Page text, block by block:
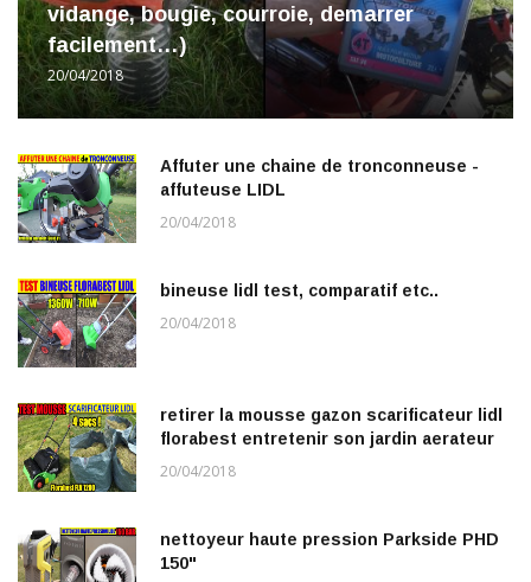
vidange, bougie, courroie, demarrer
facilement…)
20/04/2018
Affuter une chaine de tronconneuse -
affuteuse LIDL
20/04/2018
bineuse lidl test, comparatif etc..
20/04/2018
retirer la mousse gazon scarificateur lidl
florabest entretenir son jardin aerateur
20/04/2018
nettoyeur haute pression Parkside PHD
150"